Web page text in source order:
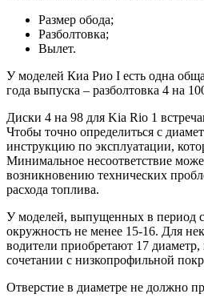
Размер обода;
Разболтовка;
Вылет.
У моделей Киа Рио I есть одна
года выпуска – разболтовка 4 на
Диски 4 на 98 для Kia Rio 1
Чтобы точно определиться с
инструкцию по эксплуатации,
Минимальное несоответствие
возникновению технических
расхода топлива.
У моделей, выпущенных в период
окружность не менее 15-16. Для
водители приобретают 17 диаметр,
сочетании с низкопрофильной
Отверстие в диаметре не должно